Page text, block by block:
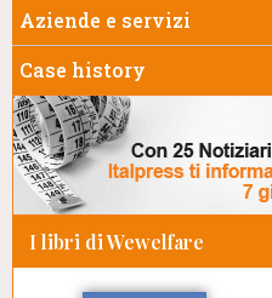
Aziende e servizi
Case history
I libri di Wewelfare